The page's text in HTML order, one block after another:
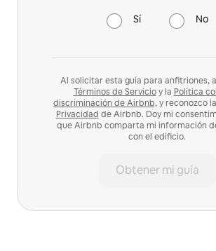
Sí No
Al solicitar esta guía para anfitriones,
Términos de Servicioy la Política
discriminación de Airbnb,y reconozco la
Privacidad de Airbnb. Doy mi
que Airbnb comparta mi información
con el edificio.
Obtener mi guía